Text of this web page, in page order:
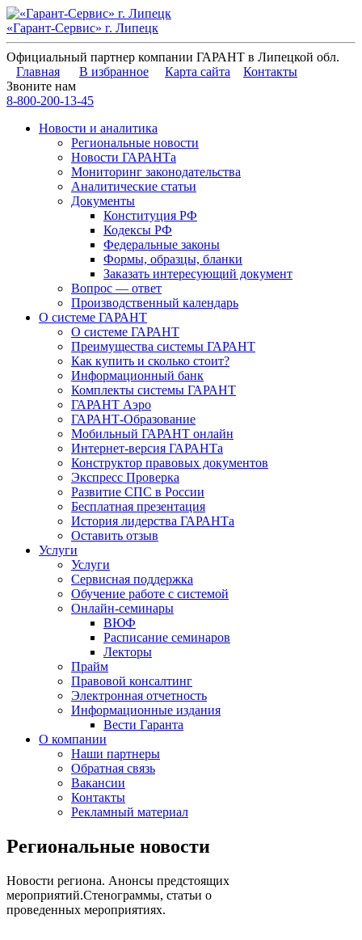
«Гарант-Сервис» г. Липецк
Официальный партнер компании ГАРАНТ в Липецкой обл.
Главная
В избранное Карта сайта
Контакты
Звоните нам
8-800-200-13-45
Новости и аналитика
Региональные новости
Новости ГАРАНТа
Мониторинг законодательства
Аналитические статьи
Документы
Конституция РФ
Кодексы РФ
Федеральные законы
Формы, образцы, бланки
Заказать интересующий документ
Вопрос — ответ
Производственный календарь
О системе ГАРАНТ
О системе ГАРАНТ
Преимущества системы ГАРАНТ
Как купить и сколько стоит?
Информационный банк
Комплекты системы ГАРАНТ
ГАРАНТ Аэро
ГАРАНТ-Образование
Мобильный ГАРАНТ онлайн
Интернет-версия ГАРАНТа
Конструктор правовых документов
Экспресс Проверка
Развитие СПС в России
Бесплатная презентация
История лидерства ГАРАНТа
Оставить отзыв
Услуги
Услуги
Сервисная поддержка
Обучение работе с системой
Онлайн-семинары
ВЮФ
Расписание семинаров
Лекторы
Прайм
Правовой консалтинг
Электронная отчетность
Информационные издания
Вести Гаранта
О компании
Наши партнеры
Обратная связь
Вакансии
Контакты
Рекламный материал
Региональные новости
Новости региона. Анонсы предстоящих
мероприятий.Стенограммы, статьи о
проведенных мероприятиях.